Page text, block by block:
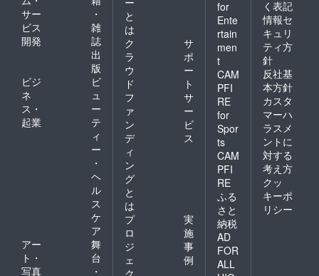
サー
ビス
開発
・
雑
誌
出
版
ビジ
ネ
ス・
起業
ビ
ュ
ー
テ
ィ
ー
・
ヘ
ル
ス
ケ
ア
アー
ト・
写真
舞
台
・
と
は
ク
ラ
ウ
ド
フ
ァ
ン
デ
ィ
ン
グ
と
は
サ
ポ
ー
ト
サ
ー
ビ
ス
プ
ロ
ジ
ェ
実
施
事
例
for
Ente
rtain
men
t
CAM
PFI
RE
for
Spor
ts
CAM
PFI
RE
ふる
さと
納税
AD
FOR
ALL
く表記
情報セ
キュリ
ティ方
針
反社基
本方針
カスタ
マーハ
ラスメ
ントに
対する
考え方
クッ
キーポ
リシー